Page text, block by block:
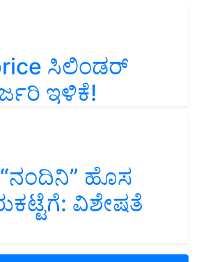
ಸಿಲಿಂಡರ್‌
ಇಳಿಕೆ!
ಹೊಸ
ವಿಶೇಷತೆ